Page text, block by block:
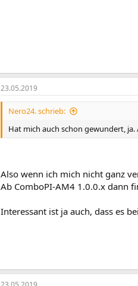
23.05.2019
Nero24. schrieb:
Hat mich auch schon gewundert,
Also wenn ich mich nicht ganz
Ab ComboPI-AM4 1.0.0.x dann
Interessant ist ja auch, dass es